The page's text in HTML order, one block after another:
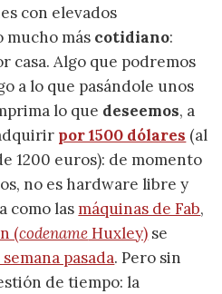
con elevados
mucho más cotidiano:
casa. Algo que podremos
a lo que pasándole unos
lo que deseemos, a
por 1500 dólares (al
1200 euros): de momento
no es hardware libre y
como lasmáquinas de Fab,
(codenameHuxley) se
semana pasada. Pero sin
de tiempo: la